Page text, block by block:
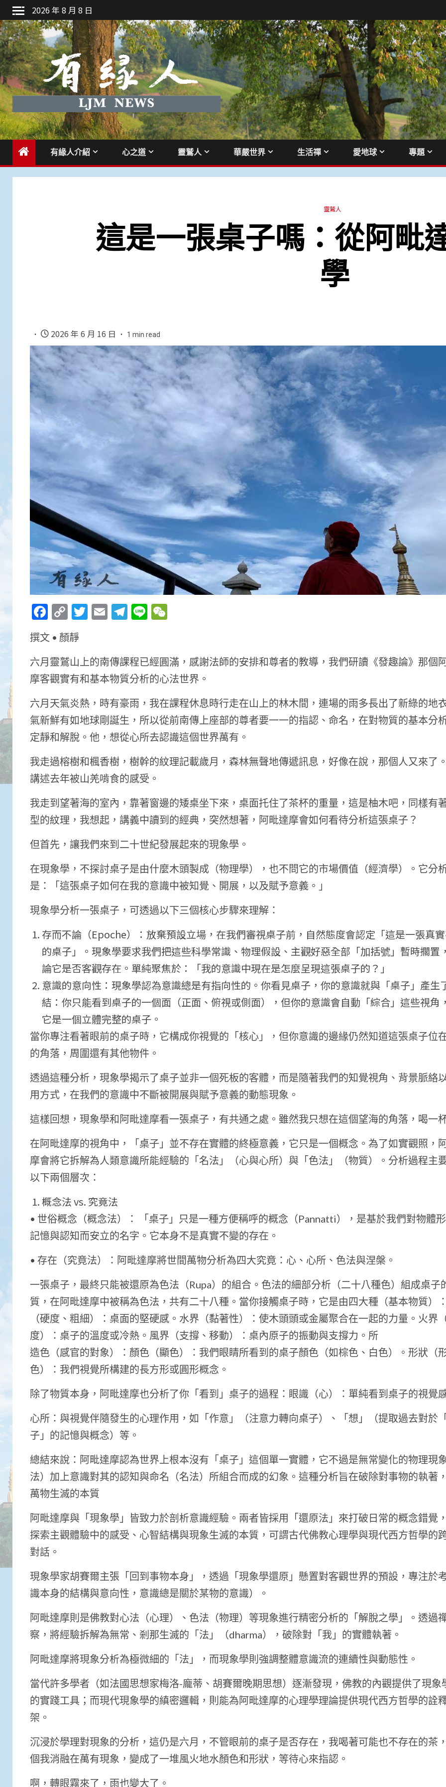
Skip
to
content
2026 年 8 月 8 日
有緣人介紹 心之道 靈鷲人 華嚴世界 生活禪 愛地球 專題
靈鷲人
這是一張桌子嗎：從阿毗
學
2026 年 6 月 16 日 1 min read
Facebook
Copy
Link
Twitter
EmailTelegram
Line
撰文 • 顏靜
六月靈鷲山上的南傳課程已經圓滿，感謝法師的安排和尊者的教導，我們研讀《發趣論》那個
摩客觀實有和基本物質分析的心法世界。
六月天氣炎熱，時有豪雨，我在課程休息時行走在山上的林木間，連場的雨多長出了新綠的地
氣新鮮有如地球剛誕生，所以從前南傳上座部的尊者要一一的指認、命名，在對物質的基本分
定靜和解脫。他，想從心所去認識這個世界萬有。
我走過榕樹和楓香樹，樹幹的紋理記載歲月，森林無聲地傳遞訊息，好像在說，那個人又來了
講述去年被山羌啃食的感受。
我走到望著海的室內，靠著窗邊的矮桌坐下來，桌面托住了茶杯的重量，這是柚木吧，同樣有
型的紋理，我想起，講義中讀到的經典，突然想著，阿毗達摩會如何看待分析這張桌子？
但首先，讓我們來到二十世紀發展起來的現象學。
在現象學，不探討桌子是由什麼木頭製成（物理學），也不問它的市場價值（經濟學）。它分
是：「這張桌子如何在我的意識中被知覺、開展，以及賦予意義。」
現象學分析一張桌子，可透過以下三個核心步驟來理解：
存而不論（Epoche）：放棄預設立場，在我們審視桌子前，自然態度會認定「這是一張真
的桌子」。現象學要求我們把這些科學常識、物理假設、主觀好惡全部「加括號」暫時擱置
論它是否客觀存在。單純聚焦於：「我的意識中現在是怎麼呈現這張桌子的？」
意識的意向性：現象學認為意識總是有指向性的。你看見桌子，你的意識就與「桌子」產生
結：你只能看到桌子的一個面（正面、俯視或側面），但你的意識會自動「綜合」這些視角
它是一個立體完整的桌子。
當你專注看著眼前的桌子時，它構成你視覺的「核心」，但你意識的邊緣仍然知道這張桌子位
的角落，周圍還有其他物件。
透過這種分析，現象學揭示了桌子並非一個死板的客體，而是隨著我們的知覺視角、背景脈絡
用方式，在我們的意識中不斷被開展與賦予意義的動態現象。
這樣回想，現象學和阿毗達摩看一張桌子，有共通之處。雖然我只想在這個望海的角落，喝一
在阿毗達摩的視角中，「桌子」並不存在實體的終極意義，它只是一個概念。為了如實觀照，
摩會將它拆解為人類意識所能經驗的「名法」（心與心所）與「色法」（物質）。分析過程主
以下兩個層次：
概念法 vs. 究竟法
• 世俗概念（概念法）： 「桌子」只是一種方便稱呼的概念（Pannatti），是基於我們對物體
記憶與認知而安立的名字。它本身不是真實不變的存在。
• 存在（究竟法）：阿毗達摩將世間萬物分析為四大究竟：心、心所、色法與涅槃。
一張桌子，最終只能被還原為色法（Rupa）的組合。色法的細部分析（二十八種色）組成桌子
質，在阿毗達摩中被稱為色法，共有二十八種。當你接觸桌子時，它是由四大種（基本物質）
（硬度、粗細）：桌面的堅硬感。水界（黏著性）：使木頭頭或金屬聚合在一起的力量。火界
度）：桌子的溫度或冷熱。風界（支撐、移動）：桌內原子的振動與支撐力。所
造色（感官的對象）：顏色（顯色）：我們眼睛所看到的桌子顏色（如棕色、白色）。形狀（
色）：我們視覺所構建的長方形或圓形概念。
除了物質本身，阿毗達摩也分析了你「看到」桌子的過程：眼識（心）：單純看到桌子的視覺
心所：與視覺伴隨發生的心理作用，如「作意」（注意力轉向桌子）、「想」（提取過去對於
子」的記憶與概念）等。
總結來說：阿毗達摩認為世界上根本沒有「桌子」這個單一實體，它不過是無常變化的物理現
法）加上意識對其的認知與命名（名法）所組合而成的幻象。這種分析旨在破除對事物的執著
萬物生滅的本質
阿毗達摩與「現象學」皆致力於剖析意識經驗。兩者皆採用「還原法」來打破日常的概念錯覺
探索主觀體驗中的感受、心智結構與現象生滅的本質，可謂古代佛教心理學與現代西方哲學的
對話。
現象學家胡賽爾主張「回到事物本身」，透過「現象學還原」懸置對客觀世界的預設，專注於
識本身的結構與意向性，意識總是關於某物的意識）。
阿毗達摩則是佛教對心法（心理）、色法（物理）等現象進行精密分析的「解脫之學」。透過
察，將經驗拆解為無常、剎那生滅的「法」（dharma），破除對「我」的實體執著。
阿毗達摩將現象分析為極微細的「法」，而現象學則強調整體意識流的連續性與動態性。
當代許多學者（如法國思想家梅洛-龐蒂、胡賽爾晚期思想）逐漸發現，佛教的內觀提供了現象
的實踐工具；而現代現象學的縝密邏輯，則能為阿毗達摩的心理學理論提供現代西方哲學的詮
架。
沉浸於學理對現象的分析，這仍是六月，不管眼前的桌子是否存在，我喝著可能也不存在的茶
個我消融在萬有現象，變成了一堆風火地水顏色和形狀，等待心來指認。
啊，轉眼霧來了，雨也變大了。